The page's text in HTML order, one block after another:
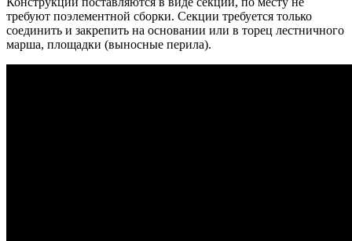
требуют поэлементной сборки. Секции требуется только
соединить и закрепить на основании или в торец лестничного
марша, площадки (выносные перила).